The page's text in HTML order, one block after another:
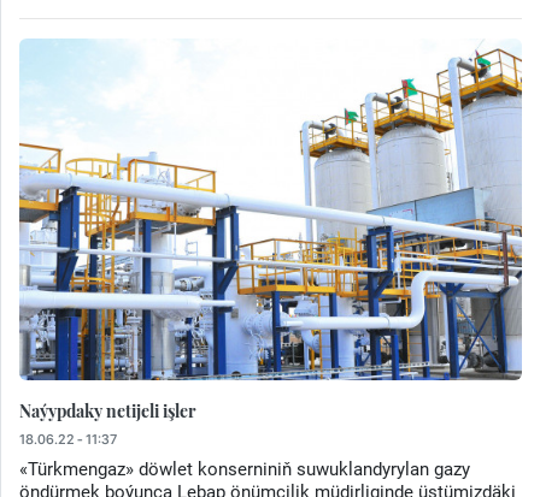
Naýypdaky netijeli işler
18.06.22 - 11:37
«Türkmengaz» döwlet konserniniň suwuklandyrylan gazy
öndürmek boýunça Lebap önümçilik müdirliginde üstümizdäki